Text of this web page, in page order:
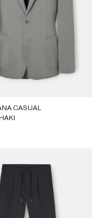
CASUAL
oferta